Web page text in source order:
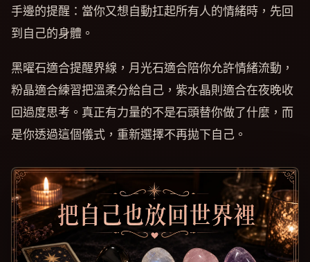
手邊的提醒：當你又想自動扛起所有人的情緒時，先回
到自己的身體。
黑曜石適合提醒界線，月光石適合陪你允許情緒流動，
粉晶適合練習把溫柔分給自己，紫水晶則適合在夜晚收
回過度思考。真正有力量的不是石頭替你做了什麼，而
是你透過這個儀式，重新選擇不再拋下自己。